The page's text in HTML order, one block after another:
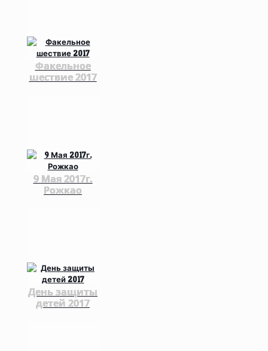
Факельное
шествие 2017
9 Мая 2017г.
Рожкао
День защиты
детей 2017